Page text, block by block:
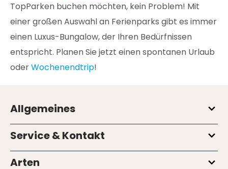
TopParken buchen möchten, kein Problem! Mit
einer großen Auswahl an Ferienparks gibt es immer
einen Luxus-Bungalow, der Ihren Bedürfnissen
entspricht. Planen Sie jetzt einen spontanen Urlaub
oderWochenendtrip!
Allgemeines
Service & Kontakt
Arten